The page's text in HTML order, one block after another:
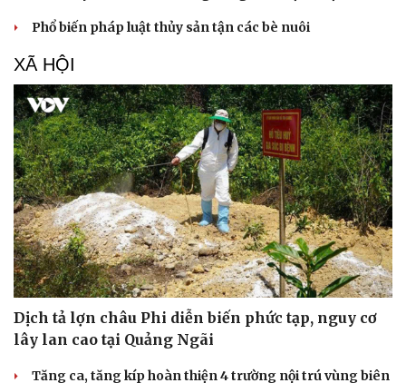
Dinh dưỡng - món ngon
Cây thuốc
Sản phụ khoa
Nhi khoa
Nam khoa
Làm đẹp - giảm cân
Phòng mạch online
Ăn sạch sống khỏe
Blog
Tình yêu - Gia đình
Phổ biến pháp luật thủy sản tận các bè nuôi
XÃ HỘI
Dịch tả lợn châu Phi diễn biến phức tạp, nguy cơ
lây lan cao tại Quảng Ngãi
Tăng ca, tăng kíp hoàn thiện 4 trường nội trú vùng biên